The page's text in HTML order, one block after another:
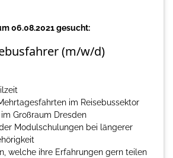
06.08.2021 gesucht:
(m/w/d)
im Reisebussektor
Großraum Dresden
Modulschulungen bei längerer
welche ihre Erfahrungen gern teilen